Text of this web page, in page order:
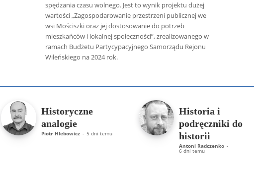
spędzania czasu wolnego. Jest to wynik projektu dużej
wartości „Zagospodarowanie przestrzeni publicznej we
wsi Mościszki oraz jej dostosowanie do potrzeb
mieszkańców i lokalnej społeczności”, zrealizowanego w
ramach Budżetu Partycypacyjnego Samorządu Rejonu
Wileńskiego na 2024 rok.
Antoni Radczenko Artur Płokszto
Historyczne
analogie
Piotr Hlebowicz - 5 dni temu
Historia i
podręczniki do
historii
Antoni Radczenko -
6 dni temu